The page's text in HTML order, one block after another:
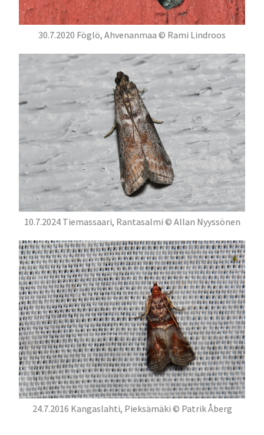
30.7.2020 Föglö, Ahvenanmaa © Rami Lindroos
10.7.2024 Tiemassaari, Rantasalmi © Allan Nyyssönen
24.7.2016 Kangaslahti, Pieksämäki © Patrik Åberg